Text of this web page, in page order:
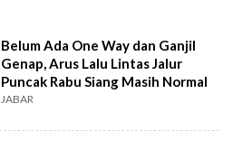
Belum Ada One Way dan Ganjil
Genap, Arus Lalu Lintas Jalur
Puncak Rabu Siang Masih Normal
JABAR